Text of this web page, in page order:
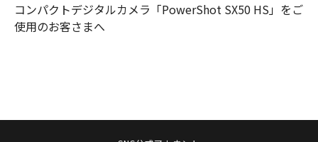
コンパクトデジタルカメラ「PowerShot SX50 HS」をご
使用のお客さまへ